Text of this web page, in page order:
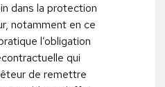
dans la protection
notamment en ce
l’obligation
qui
de remettre